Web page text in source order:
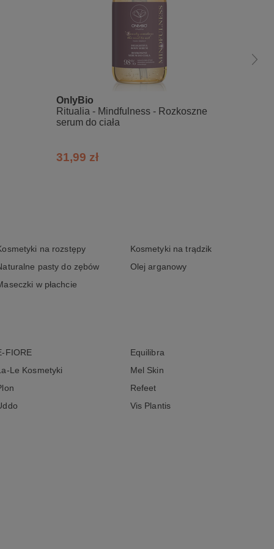
Seed Oil*, Mangifera Indica Seed
Dicaprylate*, Caprylic/Capric
Seed Oil, Olea Europaea Fruit Oil,
Diacetate*, Citric Acid, Dehydroacetic
OnlyBio
Ritualia - Mindfulness - Rozkoszne
serum do ciała
31,99 zł
na rozstępy
Kosmetyki na trądzik
pasty do zębów
Olej arganowy
w płachcie
FIORE
Equilibra
Le Kosmetyki
Mel Skin
Refeet
Vis Plantis